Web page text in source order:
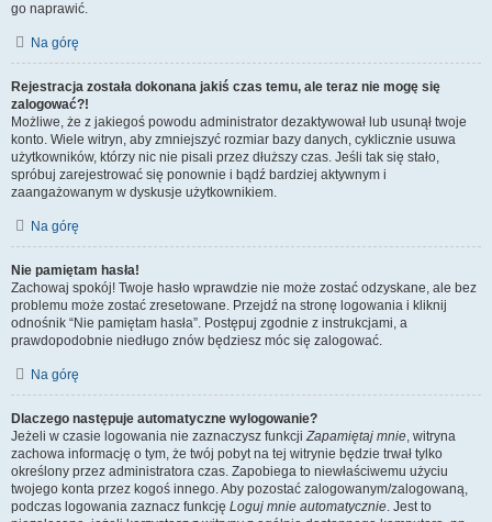
go naprawić.
Na górę
Rejestracja została dokonana jakiś czas temu, ale teraz nie mogę się
zalogować?!
Możliwe, że z jakiegoś powodu administrator dezaktywował lub usunął twoje
konto. Wiele witryn, aby zmniejszyć rozmiar bazy danych, cyklicznie usuwa
użytkowników, którzy nic nie pisali przez dłuższy czas. Jeśli tak się stało,
spróbuj zarejestrować się ponownie i bądź bardziej aktywnym i
zaangażowanym w dyskusje użytkownikiem.
Na górę
Nie pamiętam hasła!
Zachowaj spokój! Twoje hasło wprawdzie nie może zostać odzyskane, ale bez
problemu może zostać zresetowane. Przejdź na stronę logowania i kliknij
odnośnik “Nie pamiętam hasła”. Postępuj zgodnie z instrukcjami, a
prawdopodobnie niedługo znów będziesz móc się zalogować.
Na górę
Dlaczego następuje automatyczne wylogowanie?
Jeżeli w czasie logowania nie zaznaczysz funkcjiZapamiętaj mnie, witryna
zachowa informację o tym, że twój pobyt na tej witrynie będzie trwał tylko
określony przez administratora czas. Zapobiega to niewłaściwemu użyciu
twojego konta przez kogoś innego. Aby pozostać zalogowanym/zalogowaną,
podczas logowania zaznacz funkcję Loguj mnie automatycznie. Jest to